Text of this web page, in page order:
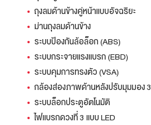
ถุงลมด้านข้างคู่หน้าแบบอัจฉริยะ
ม่านถุงลมด้านข้าง
ระบบป้องกันล้อล็อก (ABS)
ระบบกระจายแรงแบรก (EBD)
ระบบคุมการทรงตัว (VSA)
กล้องส่องภาพด้านหลังปรับมุมมอง
ระบบล็อกประตูอัตโนมัติ
ไฟแบรกดวงที่ 3 แบบ LED